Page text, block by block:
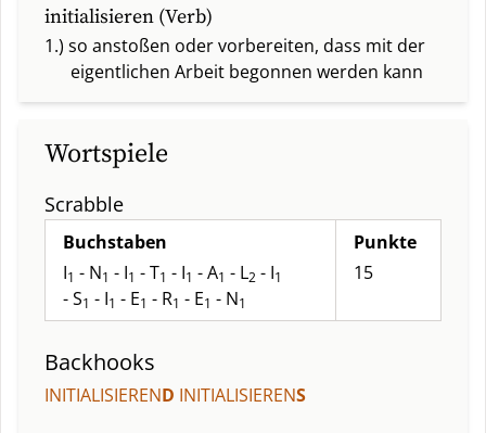
initialisieren (Verb)
1.) so anstoßen oder vorbereiten, dass mit der
eigentlichen Arbeit begonnen werden kann
Wortspiele
Scrabble
Buchstaben
I1 - N1 - I1 - T1 - I1 - A1 - L2 - I1
- S1 - I1 - E1 - R1 - E1 - N1
Punkte
15
Backhooks
INITIALISIEREND INITIALISIERENS